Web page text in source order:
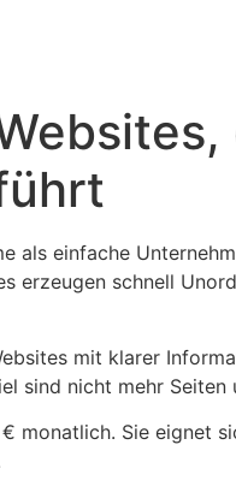
als einfache
erzeugen schnell
mit klarer
sind nicht mehr
monatlich. Sie eignet